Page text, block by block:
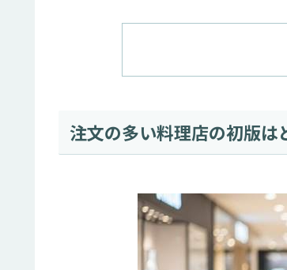
注文の多い料理店の初版